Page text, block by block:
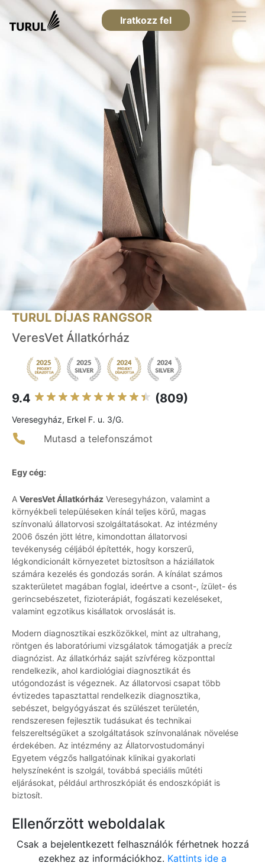
Iratkozz fel
TURUL DÍJAS RANGSOR
VeresVet Állatkórház
9.4 (809)
Veresegyház, Erkel F. u. 3/G.
Mutasd a telefonszámot
Egy cég:
A VeresVet Állatkórház Veresegyházon, valamint a
környékbeli településeken kínál teljes körű, magas
színvonalú állatorvosi szolgáltatásokat. Az intézmény
2006 őszén jött létre, kimondottan állatorvosi
tevékenység céljából építették, hogy korszerű,
légkondicionált környezetet biztosítson a háziállatok
számára kezelés és gondozás során. A kínálat számos
szakterületet magában foglal, ideértve a csont-, ízület- és
gerincsebészetet, fizioterápiát, fogászati kezeléseket,
valamint egzotikus kisállatok orvoslását is.
Modern diagnosztikai eszközökkel, mint az ultrahang,
röntgen és laboratóriumi vizsgálatok támogatják a precíz
diagnózist. Az állatkórház saját szívféreg központtal
rendelkezik, ahol kardiológiai diagnosztikát és
utógondozást is végeznek. Az állatorvosi csapat több
évtizedes tapasztattal rendelkezik diagnosztika,
sebészet, belgyógyászat és szülészet területén,
rendszeresen fejlesztik tudásukat és technikai
felszereltségüket a szolgáltatások színvonalának növelése
érdekében. Az intézmény az Állatorvostudományi
Egyetem végzős hallgatóinak klinikai gyakorlati
helyszíneként is szolgál, továbbá speciális műtéti
eljárásokat, például arthroszkópiát és endoszkópiát is
biztosít.
Ellenőrzött weboldalak
Csak a bejelentkezett felhasználók férhetnek hozzá
ezekhez az információkhoz. Kattints ide a